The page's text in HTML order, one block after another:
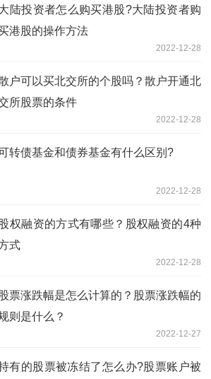
陆投资者怎么购买港股?​大陆投资者购
港股的操作方法
2022-12-28
户可以买北交所的个股吗？散户开通北
所股票的条件
2022-12-28
转债基金和债券基金有什么区别?
2022-12-28
​股权融资的方式有哪些？股权融资的4种
式
2022-12-28
股票涨跌幅是怎么计算的？股票涨跌幅的
则是什么？
2022-12-27
有的股票被冻结了怎么办?股票账户被